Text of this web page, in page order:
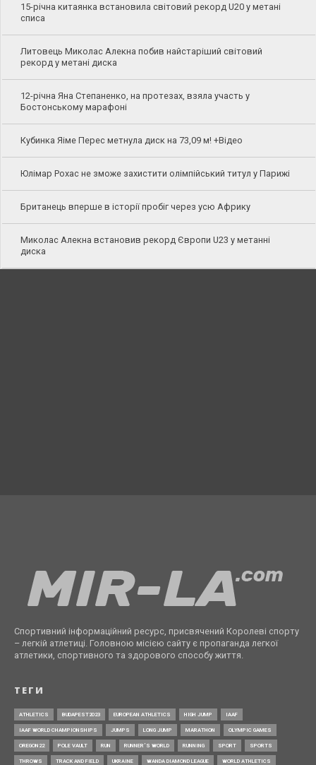
15-річна китаянка встановила світовий рекорд U20 у метані
списа
Литовець Миколас Алекна побив найстаріший світовий
рекорд у метані диска
12-річна Яна Степаненко, на протезах, взяла участь у
Бостонському марафоні
Кубинка Яіме Перес метнула диск на 73,09 м! +Відео
Юлімар Рохас не зможе захистити олімпійський титул у Парижі
Британець вперше в історії пробіг через усю Африку
Миколас Алекна встановив рекорд Європи U23 у метанні
диска
Спортивний інформаційний ресурс, присвячений Королеві спорту
– легкій атлетиці. Головною місією сайту є пропаганда легкої
атлетики, спортивного та здорового способу життя.
ТЕГИ
ATHLETICS BUDAPEST2023 EUROPEAN ATHLETICS HIGH JUMP IAAF
IAAF WORLD CHAMPIONSHIPS JUMPS LONG JUMP MARATHON OLYMPIC GAMES
OREGON22 POLE VAULT RUN RUNNER’S WORLD RUNNING SPORT SPORTS
THROWS TRACK AND FIELD UKRAINE WANDA DIAMOND LEAGUE WORLD ATHLETICS